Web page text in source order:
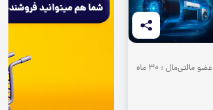
عضو مالتی‌مال : 30 ماه